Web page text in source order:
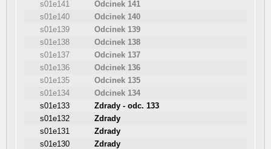
s01e141
Odcinek 141
s01e140
Odcinek 140
s01e139
Odcinek 139
s01e138
Odcinek 138
s01e137
Odcinek 137
s01e136
Odcinek 136
s01e135
Odcinek 135
s01e134
Odcinek 134
s01e133
Zdrady - odc. 133
s01e132
Zdrady
s01e131
Zdrady
s01e130
Zdrady